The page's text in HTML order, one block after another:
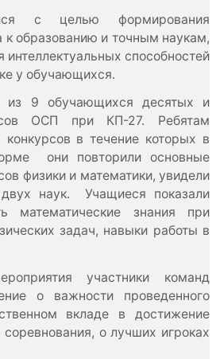
с целью формирования
к образованию и точным наукам,
интеллектуальных способностей
у обучающихся.
из 9 обучающихся десятых и
ОСП при КП-27. Ребятам
конкурсов в течение которых в
они повторили основные
физики и математики, увидели
наук. Учащиеся показали
математические знания при
задач, навыки работы в
участники команд
о важности проведенного
вкладе в достижение
соревнования, о лучших игроках